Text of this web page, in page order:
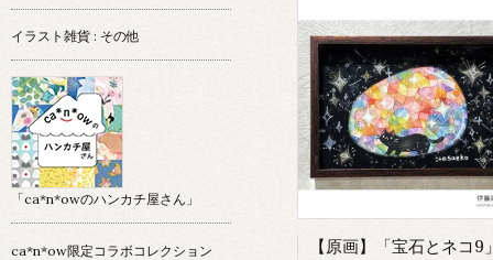
イラスト雑貨 : その他
「ca*n*owのハンカチ屋さん」
ca*n*ow限定コラボコレクション